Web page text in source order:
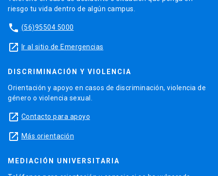
riesgo tu vida dentro de algún campus.
phone (56)95504 5000
launch Ir al sitio de Emergencias
DISCRIMINACIÓN Y VIOLENCIA
Orientación y apoyo en casos de discriminación, violencia de
género o violencia sexual.
launch Contacto para apoyo
launch Más orientación
MEDIACIÓN UNIVERSITARIA